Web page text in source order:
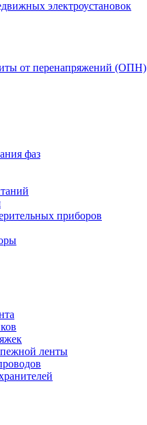
электроустановок
от перенапряжений (ОПН)
фаз
приборов
ленты